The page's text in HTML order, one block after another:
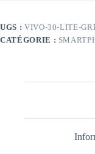
UGS : VIVO-30-LITE-
CATÉGORIE :